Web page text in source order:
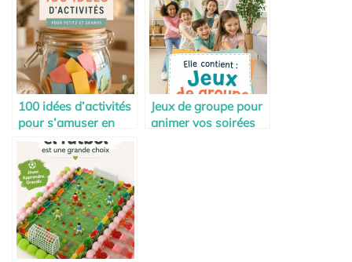
100 idées d’activités
pour s’amuser en
famille
Jeux de groupe pour
animer vos soirées